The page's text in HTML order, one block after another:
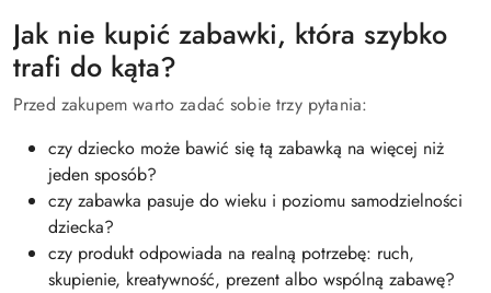
Jak nie kupić zabawki, która szybko
trafi do kąta?
Przed zakupem warto zadać sobie trzy pytania:
czy dziecko może bawić się tą zabawką na więcej niż
jeden sposób?
czy zabawka pasuje do wieku i poziomu samodzielności
dziecka?
czy produkt odpowiada na realną potrzebę: ruch,
skupienie, kreatywność, prezent albo wspólną zabawę?